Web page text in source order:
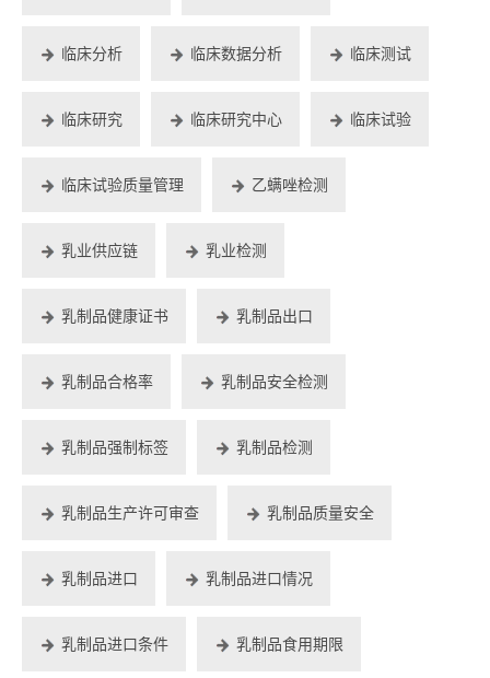
临床分析 临床数据分析 临床测试
临床研究 临床研究中心 临床试验
临床试验质量管理 乙螨唑检测
乳业供应链 乳业检测
乳制品健康证书 乳制品出口
乳制品合格率 乳制品安全检测
乳制品强制标签 乳制品检测
乳制品生产许可审查 乳制品质量安全
乳制品进口 乳制品进口情况
乳制品进口条件 乳制品食用期限